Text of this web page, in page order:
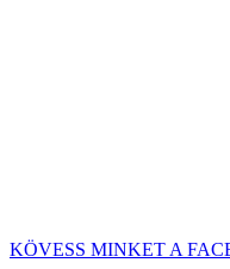
KÖVESS MINKET A